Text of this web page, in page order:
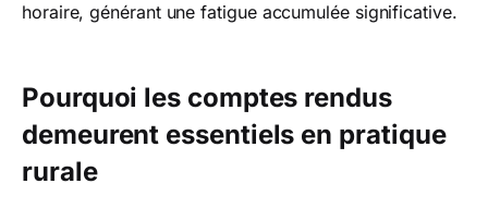
horaire, générant une fatigue accumulée significative.
Pourquoi les comptes rendus
demeurent essentiels en pratique
rurale